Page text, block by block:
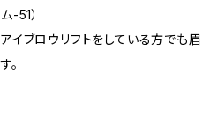
ム-51）
アイブロウリフトをしている方でも
す。